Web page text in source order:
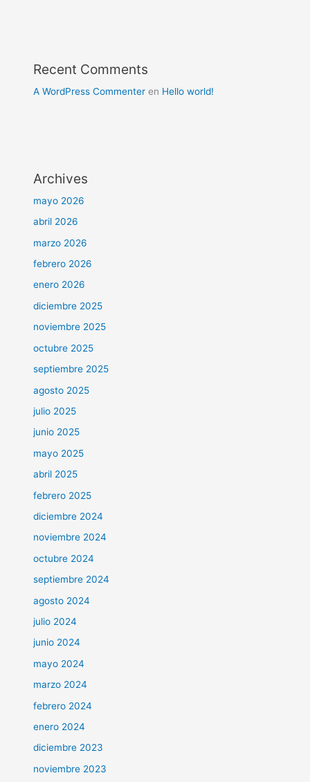
Recent Comments
A WordPress Commenter en Hello world!
Archives
mayo 2026
abril 2026
marzo 2026
febrero 2026
enero 2026
diciembre 2025
noviembre 2025
octubre 2025
septiembre 2025
agosto 2025
julio 2025
junio 2025
mayo 2025
abril 2025
febrero 2025
diciembre 2024
noviembre 2024
octubre 2024
septiembre 2024
agosto 2024
julio 2024
junio 2024
mayo 2024
marzo 2024
febrero 2024
enero 2024
diciembre 2023
noviembre 2023